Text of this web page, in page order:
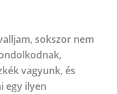
sokszor nem
vagyunk, és
egy ilyen